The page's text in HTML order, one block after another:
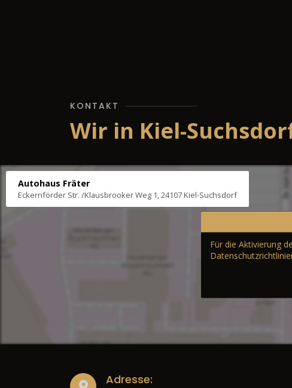
KONTAKT
Wir in Kiel-
Autohaus Fräter
Eckernförder Str. /Klausbrooker Weg 1, 24107 Kiel-Suchsdorf
Für die Aktivierung
Adresse: